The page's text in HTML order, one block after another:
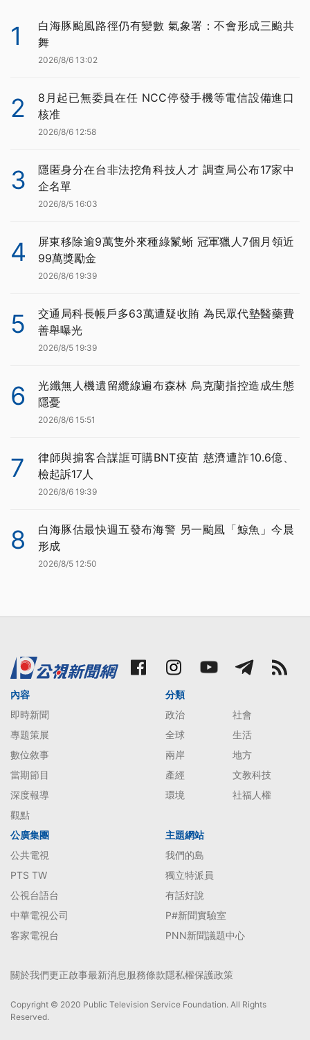
1
白海豚颱風路徑仍有變數 氣象署：不會形成三颱共
舞
2026/8/6 13:02
2
8月起已無委員在任 NCC停發手機等電信設備進口
核准
2026/8/6 12:58
3
隱匿身分在台非法挖角科技人才 調查局公布17家中
企名單
2026/8/5 16:03
4
屏東移除逾9萬隻外來種綠鬣蜥 冠軍獵人7個月領近
99萬獎勵金
2026/8/6 19:39
5
交通局科長帳戶多63萬遭疑收賄 為民眾代墊醫藥費
善舉曝光
2026/8/5 19:39
6
光纖無人機遺留纜線遍布森林 烏克蘭指控造成生態
隱憂
2026/8/6 15:51
7
律師與掮客合謀誆可購BNT疫苗 慈濟遭詐10.6億、
檢起訴17人
2026/8/6 19:39
8
白海豚估最快週五發布海警 另一颱風「鯨魚」今晨
形成
2026/8/5 12:50
內容
即時新聞
專題策展
數位敘事
當期節目
深度報導
觀點
分類
政治
社會
全球
生活
兩岸
地方
產經
文教科技
環境
社福人權
公廣集團
公共電視
PTS TW
公視台語台
中華電視公司
客家電視台
主題網站
我們的島
獨立特派員
有話好說
P#新聞實驗室
PNN新聞議題中心
關於我們更正啟事最新消息服務條款隱私權保護政策
Copyright © 2020 Public Television Service Foundation. All Rights
Reserved.